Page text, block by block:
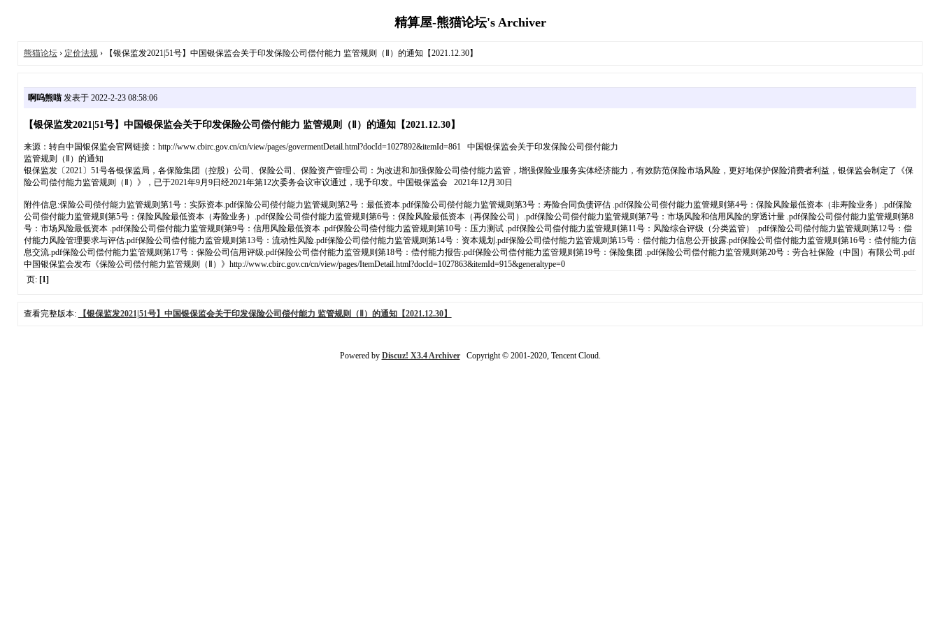
精算屋-熊猫论坛's Archiver
熊猫论坛› 定价法规› 【银保监发2021|51号】中国银保监会关于印发保险公司偿付能力 监管规则（Ⅱ）的通知【2021.12.30】
啊呜熊喵发表于 2022-2-23 08:58:06
【银保监发2021|51号】中国银保监会关于印发保险公司偿付能力 监管规则（Ⅱ）的通知【2021.12.30】
来源：转自中国银保监会官网链接：http://www.cbirc.gov.cn/cn/view/pages/govermentDetail.html?docId=1027892&itemId=861 中国银保监会关于印发保险公司偿付能力
监管规则（Ⅱ）的通知
银保监发〔2021〕51号各银保监局，各保险集团（控股）公司、保险公司、保险资产管理公司：为改进和加强保险公司偿付能力监管，增强保险业服务实体经济能力，有效防范保险市场风险，更好地保护保险消费者利益，银保监会制定了《保
险公司偿付能力监管规则（Ⅱ）》，已于2021年9月9日经2021年第12次委务会议审议通过，现予印发。中国银保监会 2021年12月30日
附件信息:保险公司偿付能力监管规则第1号：实际资本.pdf保险公司偿付能力监管规则第2号：最低资本.pdf保险公司偿付能力监管规则第3号：寿险合同负债评估 .pdf保险公司偿付能力监管规则第4号：保险风险最低资本（非寿险业务）.pdf保险
公司偿付能力监管规则第5号：保险风险最低资本（寿险业务）.pdf保险公司偿付能力监管规则第6号：保险风险最低资本（再保险公司）.pdf保险公司偿付能力监管规则第7号：市场风险和信用风险的穿透计量 .pdf保险公司偿付能力监管规则第8
号：市场风险最低资本 .pdf保险公司偿付能力监管规则第9号：信用风险最低资本 .pdf保险公司偿付能力监管规则第10号：压力测试 .pdf保险公司偿付能力监管规则第11号：风险综合评级（分类监管） .pdf保险公司偿付能力监管规则第12号：偿
付能力风险管理要求与评估.pdf保险公司偿付能力监管规则第13号：流动性风险.pdf保险公司偿付能力监管规则第14号：资本规划.pdf保险公司偿付能力监管规则第15号：偿付能力信息公开披露.pdf保险公司偿付能力监管规则第16号：偿付能力信
息交流.pdf保险公司偿付能力监管规则第17号：保险公司信用评级.pdf保险公司偿付能力监管规则第18号：偿付能力报告.pdf保险公司偿付能力监管规则第19号：保险集团 .pdf保险公司偿付能力监管规则第20号：劳合社保险（中国）有限公司.pdf
中国银保监会发布《保险公司偿付能力监管规则（Ⅱ）》http://www.cbirc.gov.cn/cn/view/pages/ItemDetail.html?docId=1027863&itemId=915&generaltype=0
页: [1]
查看完整版本: 【银保监发2021|51号】中国银保监会关于印发保险公司偿付能力 监管规则（Ⅱ）的通知【2021.12.30】
Powered by Discuz! X3.4 ArchiverCopyright © 2001-2020, Tencent Cloud.